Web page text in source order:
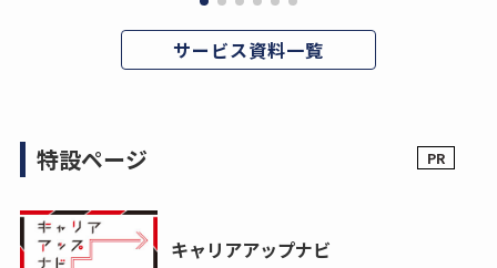
サービス資料一覧
特設ページ
キャリアアップナビ